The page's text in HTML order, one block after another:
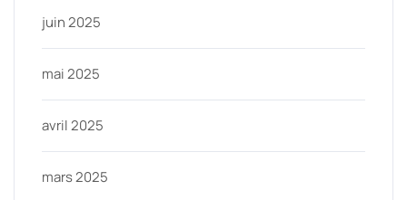
juin 2025
mai 2025
avril 2025
mars 2025